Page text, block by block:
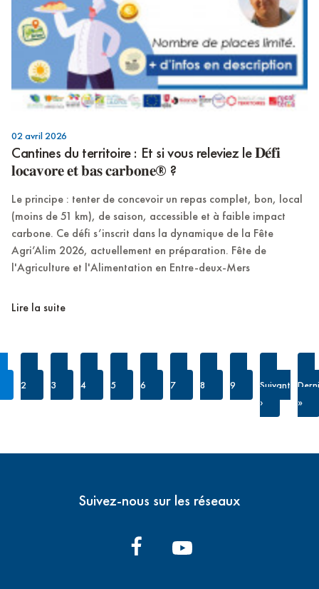
02 avril 2026
Cantines du territoire : Et si vous releviez le 𝐃𝐞́𝐟𝐢
𝐥𝐨𝐜𝐚𝐯𝐨𝐫𝐞 𝐞𝐭 𝐛𝐚𝐬 𝐜𝐚𝐫𝐛𝐨𝐧𝐞® ?
Le principe : tenter de concevoir un repas complet, bon, local
(moins de 51 km), de saison, accessible et à faible impact
carbone. Ce défi s’inscrit dans la dynamique de la Fête
Agri’Alim 2026, actuellement en préparation. Fête de
l'Agriculture et l'Alimentation en Entre-deux-Mers
Lire la suite
courante
2
3
4
5
6
7
8
9
suivante
Suivant
›
»
Suivez-nous sur les réseaux